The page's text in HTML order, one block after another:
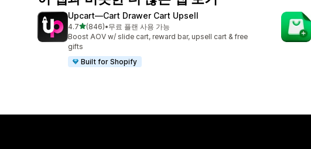
Upcart—Cart Drawer Cart Upsell
4.7별 5개 중
(846)
총 리뷰 846개
•무료 플랜 사용 가능
Boost AOV w/ slide cart, reward bar, upsell cart & free
gifts
Built for Shopify